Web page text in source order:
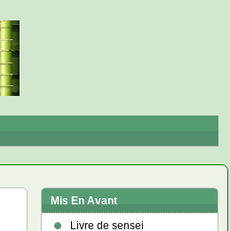
Mis En Avant
Livre de sensei